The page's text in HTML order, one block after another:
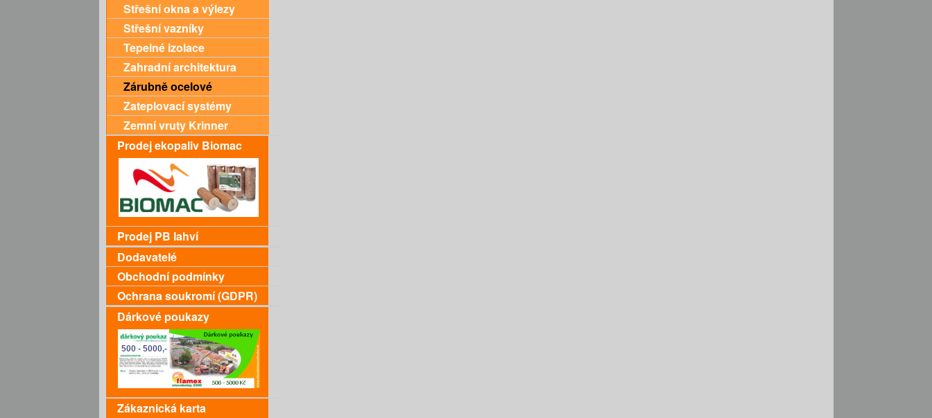
Střešní okna a výlezy
Střešní vazníky
Tepelné izolace
Zahradní architektura
Zárubně ocelové
Zateplovací systémy
Zemní vruty Krinner
Prodej ekopaliv Biomac
Prodej PB lahví
Dodavatelé
Obchodní podmínky
Ochrana soukromí (GDPR)
Dárkové poukazy
Zákaznická karta